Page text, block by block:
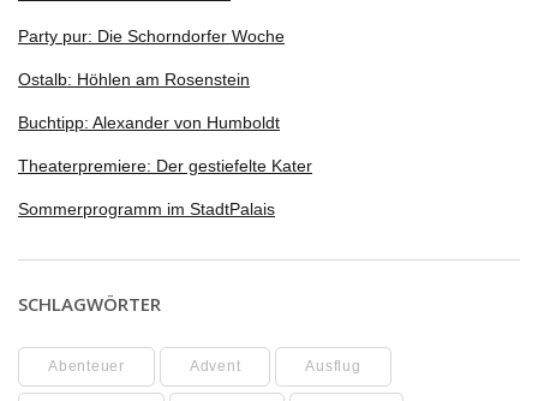
Party pur: Die Schorndorfer Woche
Ostalb: Höhlen am Rosenstein
Buchtipp: Alexander von Humboldt
Theaterpremiere: Der gestiefelte Kater
Sommerprogramm im StadtPalais
SCHLAGWÖRTER
Abenteuer Advent Ausflug